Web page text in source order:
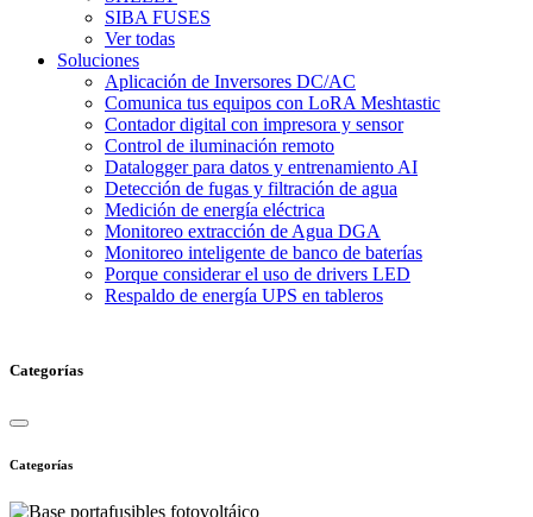
SIBA FUSES
Ver todas
Soluciones
Aplicación de Inversores DC/AC
Comunica tus equipos con LoRA Meshtastic
Contador digital con impresora y sensor
Control de iluminación remoto
Datalogger para datos y entrenamiento AI
Detección de fugas y filtración de agua
Medición de energía eléctrica
Monitoreo extracción de Agua DGA
Monitoreo inteligente de banco de baterías
Porque considerar el uso de drivers LED
Respaldo de energía UPS en tableros
Categorías
Categorías